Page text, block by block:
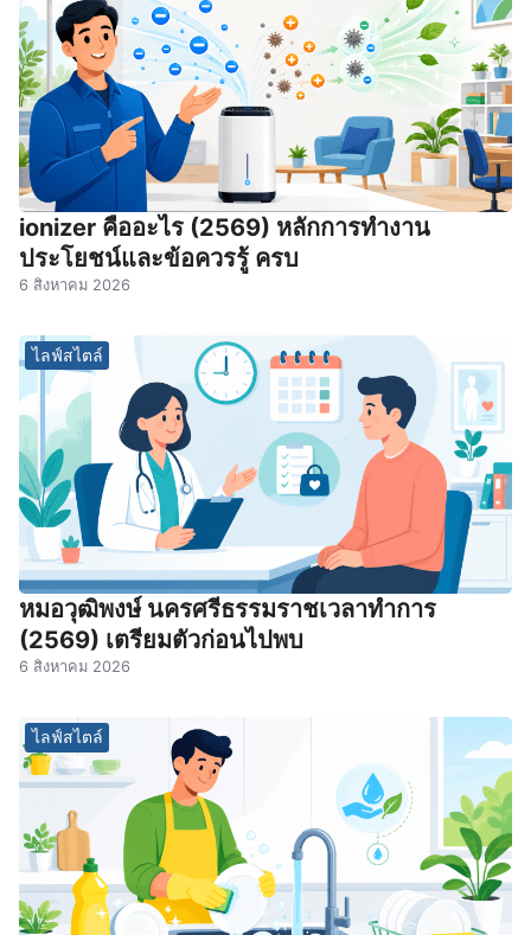
ionizer คืออะไร (2569) หลักการทำงาน
ประโยชน์และข้อควรรู้ ครบ
6 สิงหาคม 2026
ไลฟ์สไตล์
หมอวุฒิพงษ์ นครศรีธรรมราชเวลาทําการ
(2569) เตรียมตัวก่อนไปพบ
6 สิงหาคม 2026
ไลฟ์สไตล์